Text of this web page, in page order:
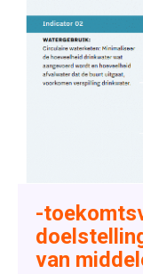
-
van